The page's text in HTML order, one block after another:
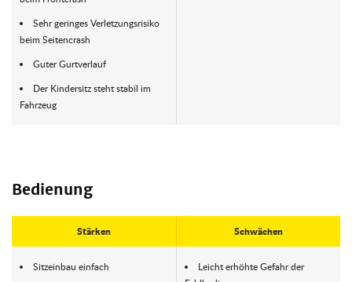
Sehr geringes Verletzungsrisiko
beim Seitencrash
Guter Gurtverlauf
Der Kindersitz steht stabil im
Fahrzeug
Bedienung
Stärken Schwächen
Sitzeinbau einfach
Leicht erhöhte Gefahr der